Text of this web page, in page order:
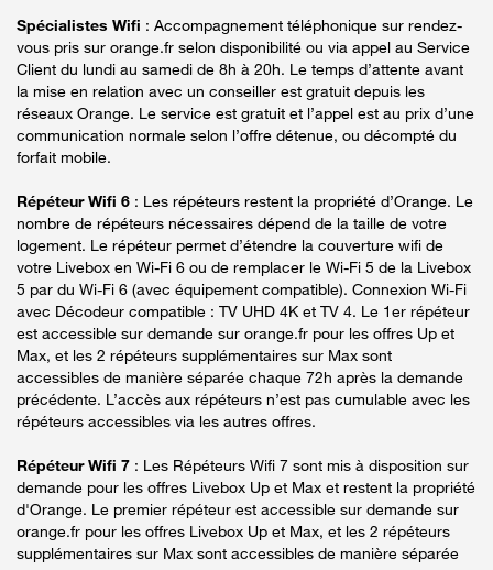
Spécialistes Wifi : Accompagnement téléphonique sur rendez-
vous pris sur orange.fr selon disponibilité ou via appel au Service
Client du lundi au samedi de 8h à 20h. Le temps d’attente avant
la mise en relation avec un conseiller est gratuit depuis les
réseaux Orange. Le service est gratuit et l’appel est au prix d’une
communication normale selon l’offre détenue, ou décompté du
forfait mobile.
Répéteur Wifi 6 : Les répéteurs restent la propriété d’Orange. Le
nombre de répéteurs nécessaires dépend de la taille de votre
logement. Le répéteur permet d’étendre la couverture wifi de
votre Livebox en Wi-Fi 6 ou de remplacer le Wi-Fi 5 de la Livebox
5 par du Wi-Fi 6 (avec équipement compatible). Connexion Wi-Fi
avec Décodeur compatible : TV UHD 4K et TV 4. Le 1er répéteur
est accessible sur demande sur orange.fr pour les offres Up et
Max, et les 2 répéteurs supplémentaires sur Max sont
accessibles de manière séparée chaque 72h après la demande
précédente. L’accès aux répéteurs n’est pas cumulable avec les
répéteurs accessibles via les autres offres.
Répéteur Wifi 7 : Les Répéteurs Wifi 7 sont mis à disposition sur
demande pour les offres Livebox Up et Max et restent la propriété
d'Orange. Le premier répéteur est accessible sur demande sur
orange.fr pour les offres Livebox Up et Max, et les 2 répéteurs
supplémentaires sur Max sont accessibles de manière séparée